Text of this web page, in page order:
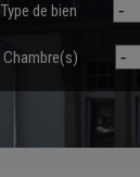
Type de bien
Chambre(s)